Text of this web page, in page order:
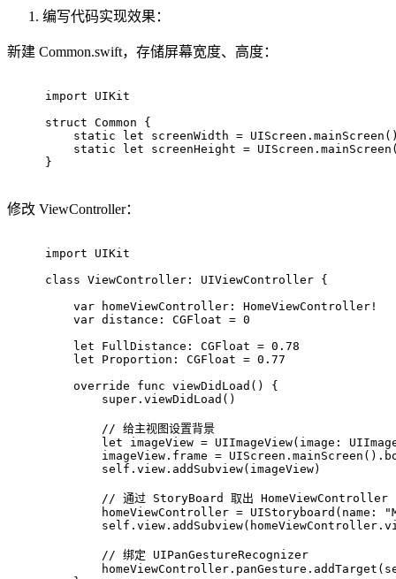
编写代码实现效果：
新建 Common.swift，存储屏幕宽度、高度：
import UIKit
struct Common {
static
let screenWidth = UIScreen
static
let screenHeight = UIScreen
}
修改 ViewController：
import UIKit
class ViewController : UIViewController {
var homeViewController: HomeViewController !
var distance: CGFloat = 0
let
FullDistance : CGFloat = 0.78
let
Proportion : CGFloat = 0.77
override
func viewDidLoad () {
super .viewDidLoad()
// 给主视图设置背景
let imageView = UIImageView(image:
        imageView.frame
= UIScreen
self .view.addSubview(imageView)
// 通过 StoryBoard 取出 HomeViewController
        homeViewController
= UIStoryboard (name:
self
// 绑定 UIPanGestureRecognizer
        homeViewController.panGesture.addTarget(